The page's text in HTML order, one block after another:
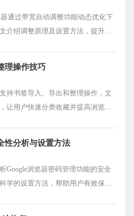
器通过带宽自动调整功能动态优化下
介绍调整原理及设置方法，提升下
理操作技巧
持书签导入、导出和整理操作，文
让用户快速分类收藏并提高浏览效
性分析与设置方法
Google浏览器密码管理功能的安全
学的设置方法，帮助用户有效保护